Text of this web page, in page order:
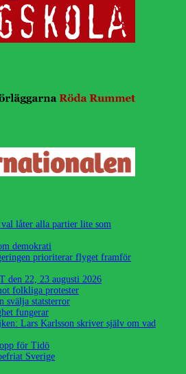
låter alla partier lite som
demokrati
prioriterar flyget framför
den 22, 23 augusti 2026
folkliga protester
svälja statsterror
fungerar
Lars Karlsson skriver själv om vad
för Tidö
Sverige